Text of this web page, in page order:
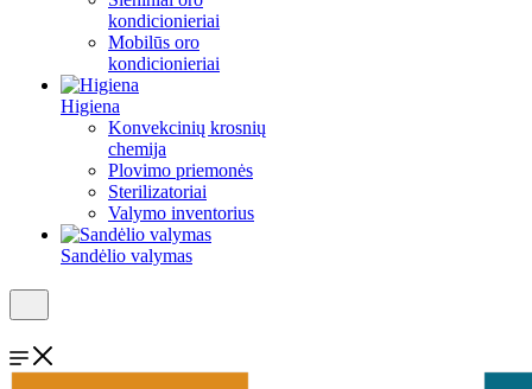
kondicionieriai
Mobilūs oro
kondicionieriai
Higiena
Konvekcinių krosnių
chemija
Plovimo priemonės
Sterilizatoriai
Valymo inventorius
Sandėlio valymas